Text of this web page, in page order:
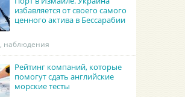
избавляется от своего самого
ценного актива в Бессарабии
наблюдения
Рейтинг компаний, которые
помогут сдать английские
морские тесты